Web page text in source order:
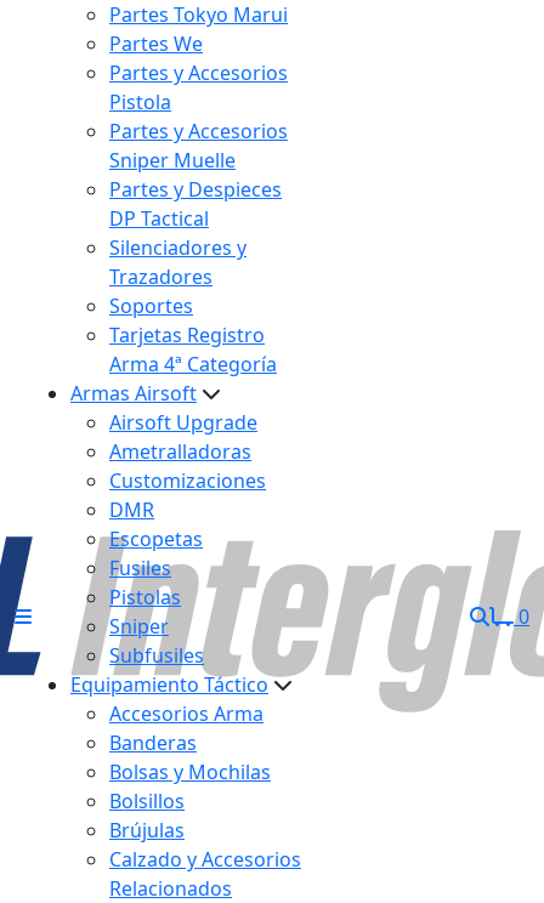
Partes Tokyo Marui
Partes We
Partes y Accesorios
Pistola
Partes y Accesorios
Sniper Muelle
Partes y Despieces
DP Tactical
Silenciadores y
Trazadores
Soportes
Tarjetas Registro
Arma 4ª Categoría
Armas Airsoft
Airsoft Upgrade
Ametralladoras
Customizaciones
DMR
Escopetas
Fusiles
Pistolas
Sniper
Subfusiles
Equipamiento Táctico
Accesorios Arma
Banderas
Bolsas y Mochilas
Bolsillos
Brújulas
Calzado y Accesorios
Relacionados
0